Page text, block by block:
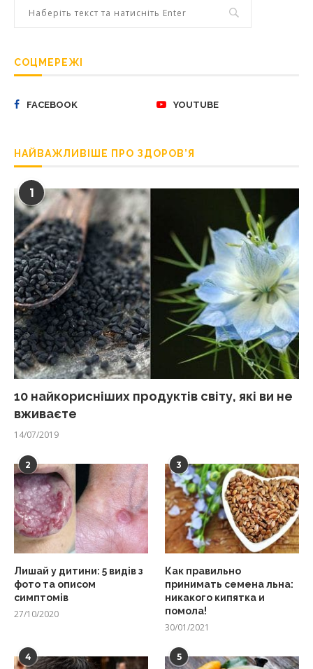
СОЦМЕРЕЖІ
FACEBOOK YOUTUBE
НАЙВАЖЛИВІШЕ ПРО ЗДОРОВ’Я
1
10 найкорисніших продуктів світу, які ви не
вживаєте
14/07/2019
2
Лишай у дитини: 5 видів з
фото та описом
симптомів
27/10/2020
3
Как правильно
принимать семена льна:
никакого кипятка и
помола!
30/01/2021
4 5